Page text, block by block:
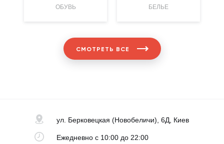
ОБУВЬ БЕЛЬЕ
СМОТРЕТЬ ВСЕ
ул. Берковецкая (Новобеличи), 6Д, Киев
Ежедневнос 10:00 до 22:00